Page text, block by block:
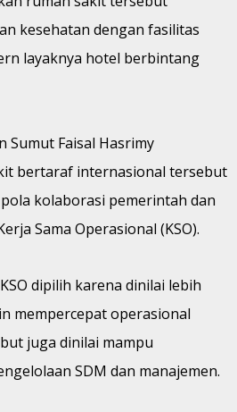
kesehatan dengan fasilitas
layaknya hotel berbintang
Sumut Faisal Hasrimy
bertaraf internasional tersebut
kolaborasi pemerintah dan
Sama Operasional (KSO).
dipilih karena dinilai lebih
mempercepat operasional
juga dinilai mampu
SDM dan manajemen.